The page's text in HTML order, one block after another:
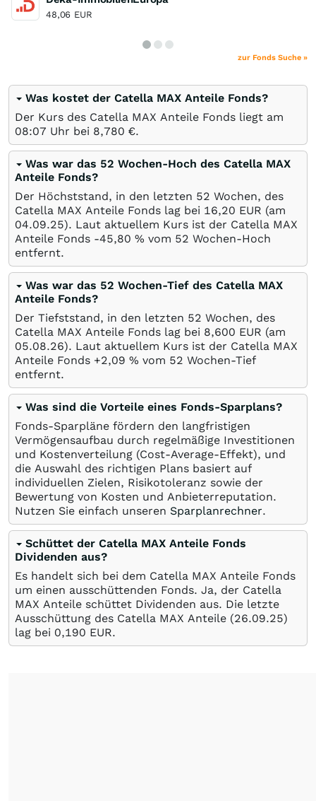
48,06 EUR
zur Fonds Suche »
Was kostet der Catella MAX Anteile Fonds?
Der Kurs des Catella MAX Anteile Fonds liegt am
08:07 Uhr bei 8,780 €.
Was war das 52 Wochen-Hoch des Catella MAX
Anteile Fonds?
Der Höchststand, in den letzten 52 Wochen, des
Catella MAX Anteile Fonds lag bei 16,20 EUR (am
04.09.25). Laut aktuellem Kurs ist der Catella MAX
Anteile Fonds -45,80 % vom 52 Wochen-Hoch
entfernt.
Was war das 52 Wochen-Tief des Catella MAX
Anteile Fonds?
Der Tiefststand, in den letzten 52 Wochen, des
Catella MAX Anteile Fonds lag bei 8,600 EUR (am
05.08.26). Laut aktuellem Kurs ist der Catella MAX
Anteile Fonds +2,09 % vom 52 Wochen-Tief
entfernt.
Was sind die Vorteile eines Fonds-Sparplans?
Fonds-Sparpläne fördern den langfristigen
Vermögensaufbau durch regelmäßige Investitionen
und Kostenverteilung (Cost-Average-Effekt), und
die Auswahl des richtigen Plans basiert auf
individuellen Zielen, Risikotoleranz sowie der
Bewertung von Kosten und Anbieterreputation.
Nutzen Sie einfach unseren Sparplanrechner.
Schüttet der Catella MAX Anteile Fonds
Dividenden aus?
Es handelt sich bei dem Catella MAX Anteile Fonds
um einen ausschüttenden Fonds. Ja, der Catella
MAX Anteile schüttet Dividenden aus. Die letzte
Ausschüttung des Catella MAX Anteile (26.09.25)
lag bei 0,190 EUR.